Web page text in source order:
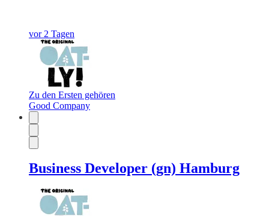
vor 2 Tagen
Zu den Ersten gehören
Good Company
Business Developer (gn) Hamburg